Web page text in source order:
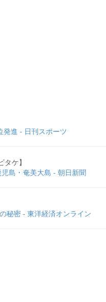
発進 - 日刊スポーツ
ケ】
島・奄美大島 - 朝日新聞
秘密 - 東洋経済オンライン